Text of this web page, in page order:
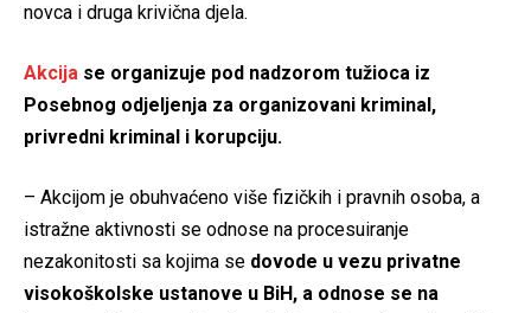
novca i druga krivična djela.
Akcija se organizuje pod nadzorom tužioca iz
Posebnog odjeljenja za organizovani kriminal,
privredni kriminal i korupciju.
– Akcijom je obuhvaćeno više fizičkih i pravnih osoba, a
istražne aktivnosti se odnose na procesuiranje
nezakonitosti sa kojima se dovode u vezu privatne
visokoškolske ustanove u BiH, a odnose se na